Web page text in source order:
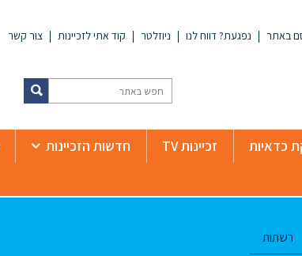
באתר נפגעת? דווח לנו ניוזלטר קוד אתי לזכיינות צור קשר
כדאיות זכיינות TV חדשות הזכיינות
רשתות